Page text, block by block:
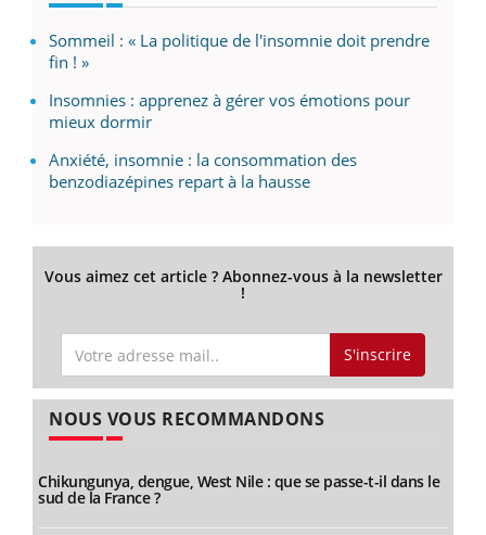
Sommeil : « La politique de l'insomnie doit prendre
fin ! »
Insomnies : apprenez à gérer vos émotions pour
mieux dormir
Anxiété, insomnie : la consommation des
benzodiazépines repart à la hausse
Vous aimez cet article ? Abonnez-vous à la newsletter
!
S'inscrire
NOUS VOUS RECOMMANDONS
Chikungunya, dengue, West Nile : que se passe-t-il dans le
sud de la France ?